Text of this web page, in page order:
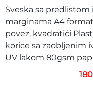
Sveska sa predlistom i
marginama A4
povez, kvadratići
korice sa zaobljenim
UV lakom 80gsm